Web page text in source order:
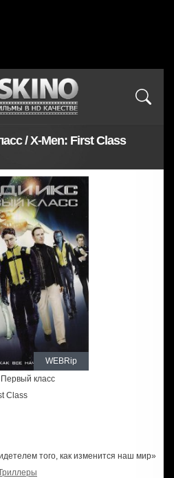
/ X-Men: First Class
WEBRip
класс
Class
того, как изменится наш мир»